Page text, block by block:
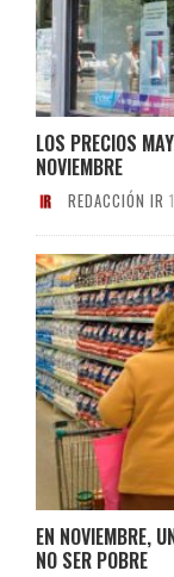
LOS PRECIOS
NOVIEMBRE
REDACCIÓN IR
EN NOVIEMBRE,
NO SER POBRE